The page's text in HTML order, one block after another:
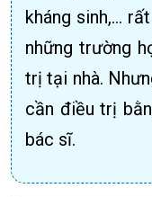
kháng sinh,...
những trường
trị tại nhà.
cần điều trị
bác sĩ.